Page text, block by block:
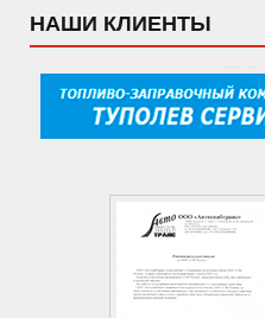
НАШИ КЛИЕНТЫ